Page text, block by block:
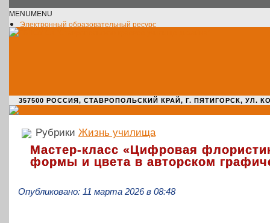
MENUMENU
Электронный образовательный ресурс
357500 РОССИЯ, СТАВРОПОЛЬСКИЙ КРАЙ, Г. ПЯТИГОРСК, УЛ.
Рубрики Жизнь училища
Мастер-класс «Цифровая
формы и цвета в авторском
Опубликовано: 11 марта 2026 в 08:48